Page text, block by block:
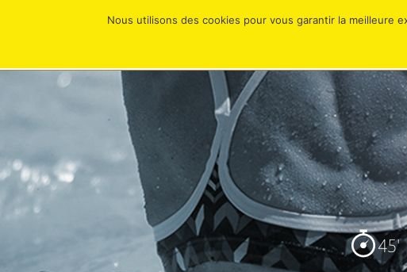
45'
Nous utilisons des cookies pour vous garantir la meilleure